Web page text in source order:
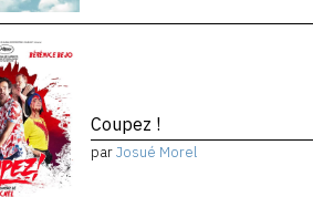
Coupez !
parJosué Morel